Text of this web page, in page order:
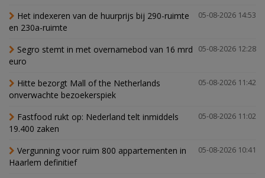
05-08-2026 14:53
Het indexeren van de huurprijs bij 290-ruimte
en 230a-ruimte
05-08-2026 12:28
Segro stemt in met overnamebod van 16 mrd
euro
05-08-2026 11:42
Hitte bezorgt Mall of the Netherlands
onverwachte bezoekerspiek
05-08-2026 11:02
Fastfood rukt op: Nederland telt inmiddels
19.400 zaken
05-08-2026 10:41
Vergunning voor ruim 800 appartementen in
Haarlem definitief